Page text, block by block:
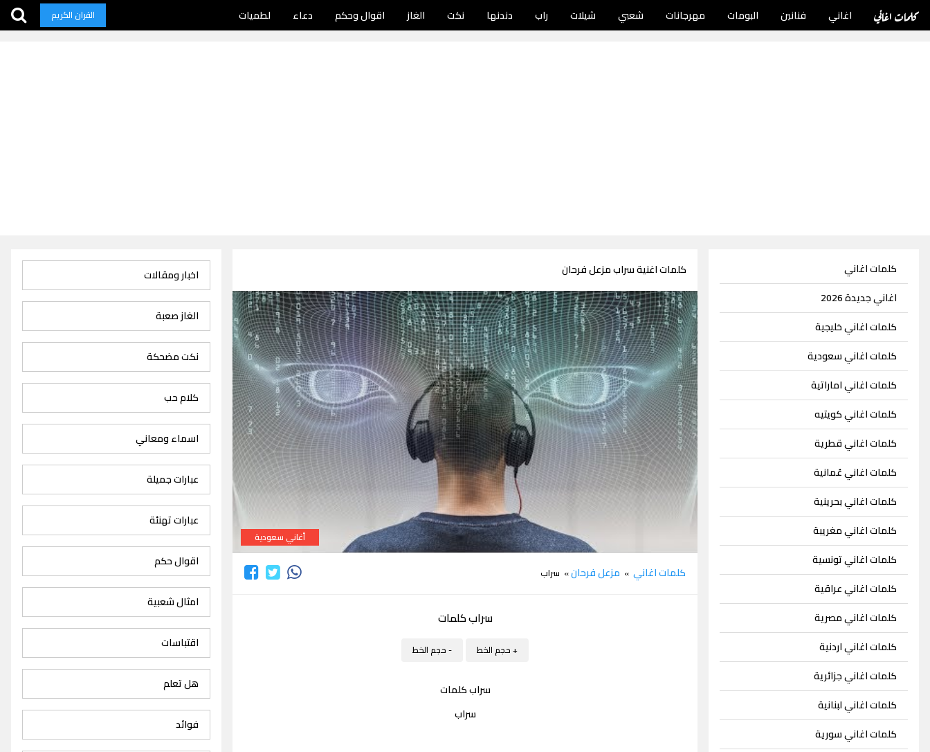
كلمات اغاني اغاني فنانين البومات مهرجانات شعبي شيلات راب دندنها نكت الغاز اقوال وحكم دعاء لطميات القران الكريم
كلمات اغاني
اغاني جديدة 2026
كلمات اغاني خليجية
كلمات اغاني سعودية
كلمات اغاني اماراتية
كلمات اغاني كويتيه
كلمات اغاني قطرية
كلمات اغاني عُمانية
كلمات اغاني بحرينية
كلمات اغاني مغريبة
كلمات اغاني تونسية
كلمات اغاني عراقية
كلمات اغاني مصرية
كلمات اغاني اردنية
كلمات اغاني جزائرية
كلمات اغاني لبنانية
كلمات اغاني سورية
كلمات اغنية سراب مزعل فرحان
أغاني سعودية
كلمات اغاني » مزعل فرحان» سراب
سراب كلمات
+ حجم الخط - حجم الخط
سراب كلمات
سراب
اخبار ومقالات
الغاز صعبة
نكت مضحكة
كلام حب
اسماء ومعاني
عبارات جميلة
عبارات تهنئة
اقوال حكم
امثال شعبية
اقتباسات
هل تعلم
فوائد